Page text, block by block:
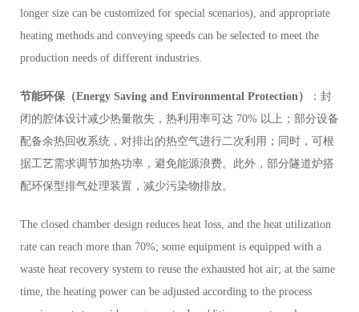
longer size can be customized for special scenarios), and appropriate
heating methods and conveying speeds can be selected to meet the
production needs of different industries.
节能环保（Energy Saving and Environmental Protection）
：封
闭的腔体设计减少热量散失，热利用率可达 70% 以上；部分设备
配备余热回收系统，对排出的热空气进行二次利用；同时，可根
据工艺需求调节加热功率，避免能源浪费。此外，部分隧道炉搭
配环保型排气处理装置，减少污染物排放。
The closed chamber design reduces heat loss, and the heat utilization
rate can reach more than 70%; some equipment is equipped with a
waste heat recovery system to reuse the exhausted hot air; at the same
time, the heating power can be adjusted according to the process